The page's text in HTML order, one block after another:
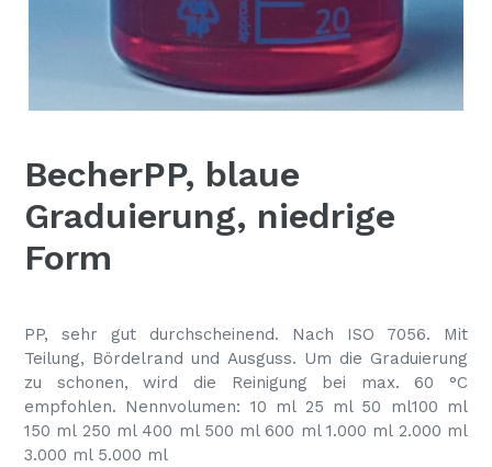
BecherPP, blaue
Graduierung, niedrige
Form
PP, sehr gut durchscheinend. Nach ISO 7056. Mit
Teilung, Bördelrand und Ausguss. Um die Graduierung
zu schonen, wird die Reinigung bei max. 60 °C
empfohlen. Nennvolumen: 10 ml 25 ml 50 ml100 ml
150 ml 250 ml 400 ml 500 ml 600 ml 1.000 ml 2.000 ml
3.000 ml 5.000 ml